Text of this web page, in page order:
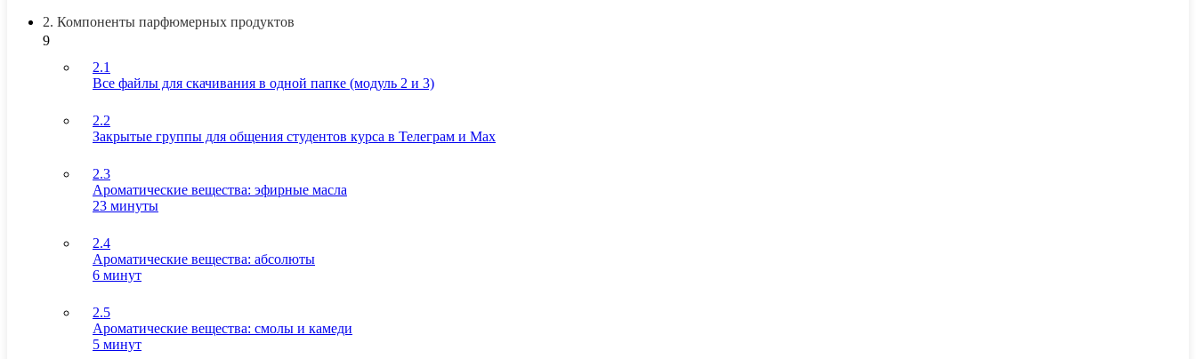
2. Компоненты парфюмерных продуктов
9
2.1
Все файлы для скачивания в одной папке (модуль 2 и 3)
2.2
Закрытые группы для общения студентов курса в Телеграм и Max
2.3
Ароматические вещества: эфирные масла
23 минуты
2.4
Ароматические вещества: абсолюты
6 минут
2.5
Ароматические вещества: смолы и камеди
5 минут